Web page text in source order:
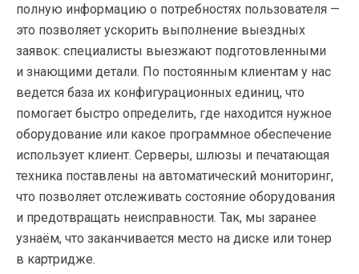
полную информацию о потребностях пользователя —
это позволяет ускорить выполнение выездных
заявок: специалисты выезжают подготовленными
и знающими детали. По постоянным клиентам у нас
ведется база их конфигурационных единиц, что
помогает быстро определить, где находится нужное
оборудование или какое программное обеспечение
использует клиент. Серверы, шлюзы и печатающая
техника поставлены на автоматический мониторинг,
что позволяет отслеживать состояние оборудования
и предотвращать неисправности. Так, мы заранее
узнаём, что заканчивается место на диске или тонер
в картридже.